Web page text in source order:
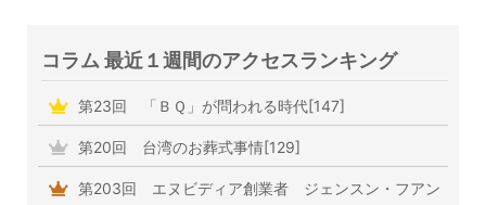
コラム 最近１週間のアクセスランキング
第23回 「ＢＱ」が問われる時代[147]
第20回 台湾のお葬式事情[129]
第203回 エヌビディア創業者 ジェンスン・フアン